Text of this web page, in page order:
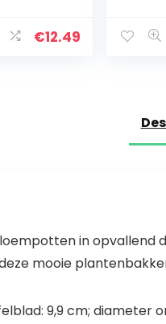
€12.49
voor
in opvallend
mooie
9,9 cm; diameter